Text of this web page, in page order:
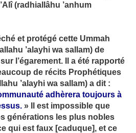
(radhiallâhu ’anhum
et protégé cette Ummah
’alayhi wa sallam) de
l’égarement. Il a été rapporté
de récits Prophétiques
’alayhi wa sallam) a dit :
adhèrera toujours à
» Il est impossible que
générations les plus nobles
qui est faux [caduque], et ce